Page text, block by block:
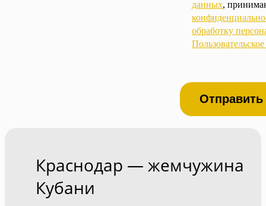
данных,
обработку
Отправить
Краснодар — жемчужина
Кубани